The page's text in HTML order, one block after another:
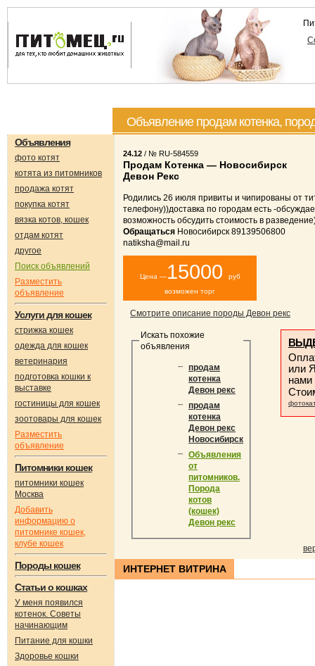
Объявление продам котенка,
Объявления
фото котят
котята из питомников
продажа котят
покупка котят
вязка котов, кошек
отдам котят
другое
Поиск объявлений
Разместить
объявление
Услуги для кошек
стрижка кошек
одежда для кошек
ветеринария
подготовка кошки к
выставке
гостиницы для кошек
зоотовары для кошек
Разместить
объявление
Питомники кошек
питомники кошек
Москва
Добавить
информацию о
питомнике кошек,
клубе кошек
Породы кошек
Статьи о кошках
У меня появился
котенок. Советы
начинающим
Питание для кошки
Здоровье кошки
24.12 / № RU-584559
Продам Котенка — Новосибирск
Девон Рекс
Родились 26 июля привиты и чипированы от
телефону))доставка по городам есть -
возможность обсудить стоимость в
Обращаться Новосибирск 89139506800
natiksha@mail.ru
Цена —15000
руб
возможен торг
Смотрите описание породы Девон рекс
Искать похожие
объявления
продам
котенка
Девон рекс
продам
котенка
Девон рекс
Новосибирск
Объявления
от
питомников.
Порода
котов
(кошек)
Девон рекс
или
ИНТЕРНЕТ ВИТРИНА